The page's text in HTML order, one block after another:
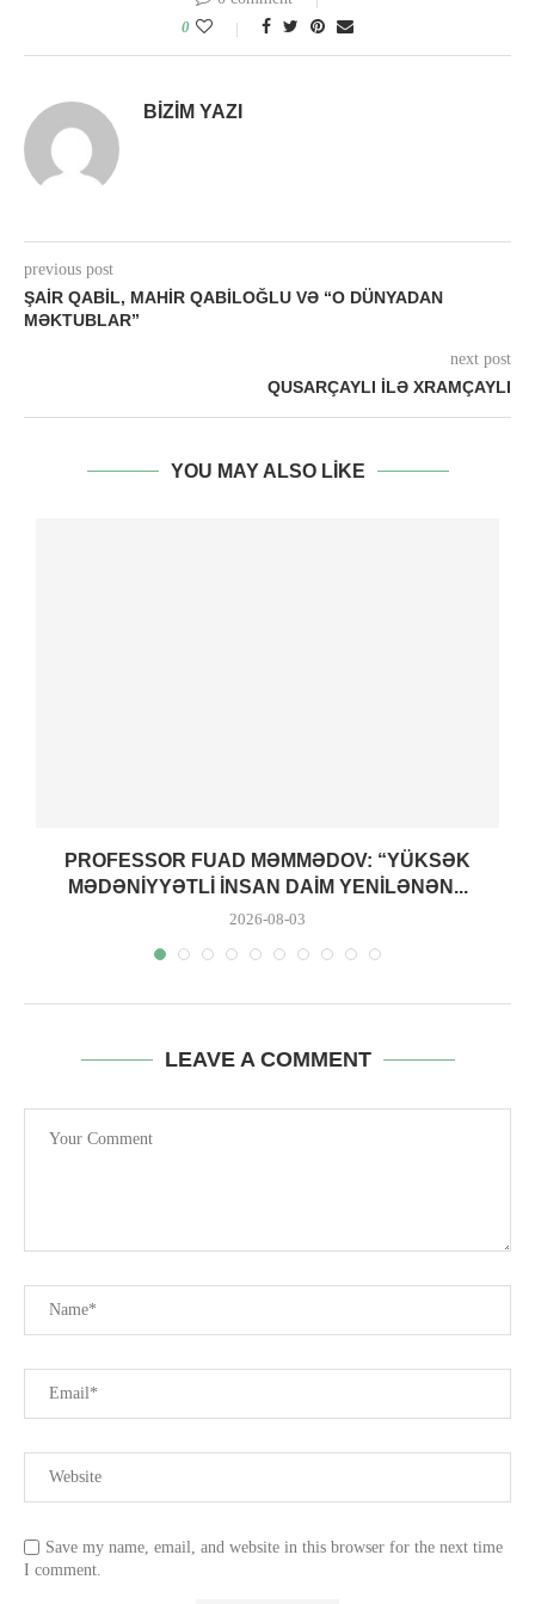
0
BIZIM YAZI
previous post
ŞAIR QABIL, MAHIR QABILOĞLU VƏ “O DÜNYADAN
MƏKTUBLAR”
next post
QUSARÇAYLI ILƏ XRAMÇAYLI
YOU MAY ALSO LIKE
PROFESSOR FUAD MƏMMƏDOV: “YÜKSƏK
MƏDƏNIYYƏTLI INSAN DAIM YENILƏNƏN...
2026-08-03
LEAVE A COMMENT
Save my name, email, and website in this browser for the next time
I comment.